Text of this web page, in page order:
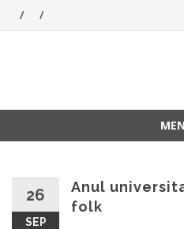
26
SEP
Anul
folk